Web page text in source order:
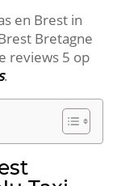
en Brest in
Bretagne
reviews 5 op
.